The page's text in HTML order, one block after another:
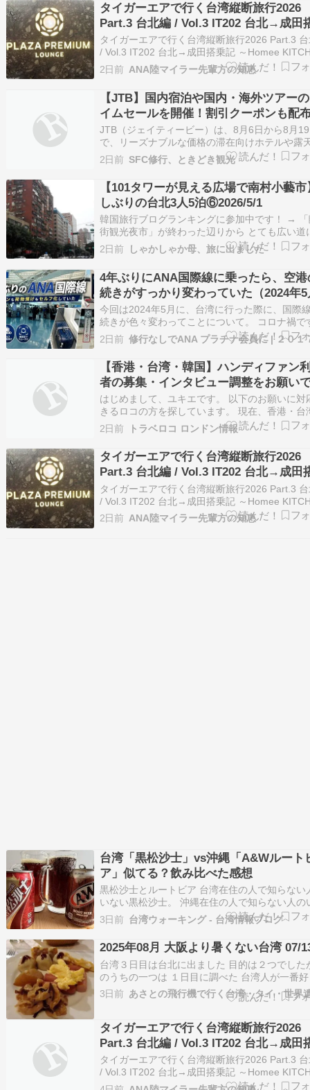
細なことがわかりませんでした。 「耕讀園」…
タイガーエアで行く台湾縦断旅行2026
Part.3 台北編 / Vol.3 IT202 台北→成田
記 ～Homee KITCHENとプラザプレミ
ウンジで旅を締めくくる～
タイガーエアで行く台湾縦断旅行2026 Part.3
/ Vol.3 IT202 台北→成田搭乗記 ～Homee
とプラザプレミアラウンジで旅を締めくくる～ -
comloy labo -walking around the world- 続きを
2日前 ANA陸マイラー先輩方の知恵
【JTB】国内宿泊や国内・海外ツアー
イムセールを開催！割引クーポンも配
JTB（ジェイティービー）は、8月6日から8月
で、リーズナブルな価格の滞在向けホテルや露
呂＆部屋食でゆったりのんびりと周囲を気にせ
ごせる温泉旅館などの国内宿泊や国内外のツア
旅行代金が割引になるお得なキャンペーンの「
ムセール」を開催中。海外旅行タイムセールも
2日前 SFC修行、ときどき観光
【101タワーが見える広場で南村小藝市
しぶりの台北3人5泊⑥2026/5/1
韓国旅行ブログランキングに参加中です！ →
街観光夜市」が終わった辺りから とても広い道
てきました。 調べてみたら「中興里光復南路」
う地名のようです。 その道路を渡り、「臺北市
區三興國民小學」の 壁に沿って歩いて行くと、
感たっぷりの何本かの路地に出会えま…
2日前 しゃかしゃか母、旅に出ました
4年ぶりにANA国際線に乗ったら、空港
続きがすっかり変わっていた（2024年5
今回は2024年5月に、台湾に行った際に、国際
続きが色々変わってことについて。 コロナ禍で
かり海外旅行から遠ざかり、このとき国際線に
のは約4年ぶりでした。 その前までとは全くラ
タイルが変わってしまいました。SFCカードの
費も払ってるのに、国際線に全然乗らな…
2日前
【香港・台湾・韓国】ハンディファン
者の募集・インタビュー調整をお願い
る方募集
はじめまして、ユキエです。 以下のお願いに対
きるロコの方を探しています。 現在、香港・台
韓国において、ハンディファン利用者を対象と
ユーザー調査を検討しており、 ロコの方に対象
集や現地での調整をご依頼できないか、ご相談
す。 現時点では、以下のような内容を想定し
2日前 トラベロコ ロンドン情報
タイガーエアで行く台湾縦断旅行2026
Part.3 台北編 / Vol.3 IT202 台北→成田
記 ～Homee KITCHENとプラザプレミ
ウンジで旅を締めくくる～
タイガーエアで行く台湾縦断旅行2026 Part.3
/ Vol.3 IT202 台北→成田搭乗記 ～Homee
とプラザプレミアラウンジで旅を締めくくる～ -
comloy labo -walking around the world- 続きを
2日前 ANA陸マイラー先輩方の知恵
台湾「黒松沙士」vs沖縄「A&Wルート
ア」似てる？飲み比べた感想
黒松沙士とルートビア 台湾在住の人で知らない
いない黒松沙士。 沖縄在住の人で知らない人の
いルートビア。 沖縄に住んでいて、台湾にも良
く私はどちらも好きです。 サロンパスの味がす
言われる ... Copyright © 2026 台湾ウォーキン
Right…
3日前 台湾ウォーキング - 台湾情報ブログ
2025年08月 大阪より暑くない台湾 07/
台湾３日目は台北に出ました 目的は２つでした
のうちの一つは １日目に調べた 台湾人が一番
パイナップルケーキを買う・・・でした 朝食は
りアジトのブッフェです このアジトは朝食が含
目です 手前のホタテのひもがとてもおい…
3日前
タイガーエアで行く台湾縦断旅行2026
Part.3 台北編 / Vol.3 IT202 台北→成田
記 ～Homee KITCHENとプラザプレミ
ウンジで旅を締めくくる～
タイガーエアで行く台湾縦断旅行2026 Part.3
/ Vol.3 IT202 台北→成田搭乗記 ～Homee
とプラザプレミアラウンジで旅を締めくくる～ -